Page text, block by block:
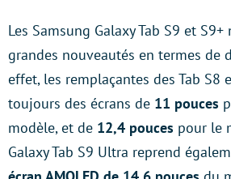
Les Samsung Galaxy Tab S9 et
grandes nouveautés en termes de
effet, les remplaçantes des Tab S8
toujours des écrans de 11 pouces
modèle, et de 12,4 pouces pour le
Galaxy Tab S9 Ultra reprend